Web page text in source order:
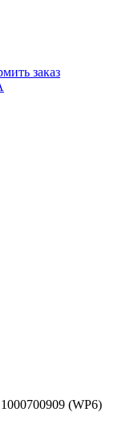
заказ
(WP6)